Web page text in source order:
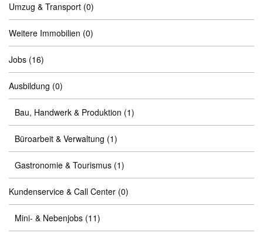
Umzug & Transport (0)
Weitere Immobilien (0)
Jobs (16)
Ausbildung (0)
Bau, Handwerk & Produktion (1)
Büroarbeit & Verwaltung (1)
Gastronomie & Tourismus (1)
Kundenservice & Call Center (0)
Mini- & Nebenjobs (11)